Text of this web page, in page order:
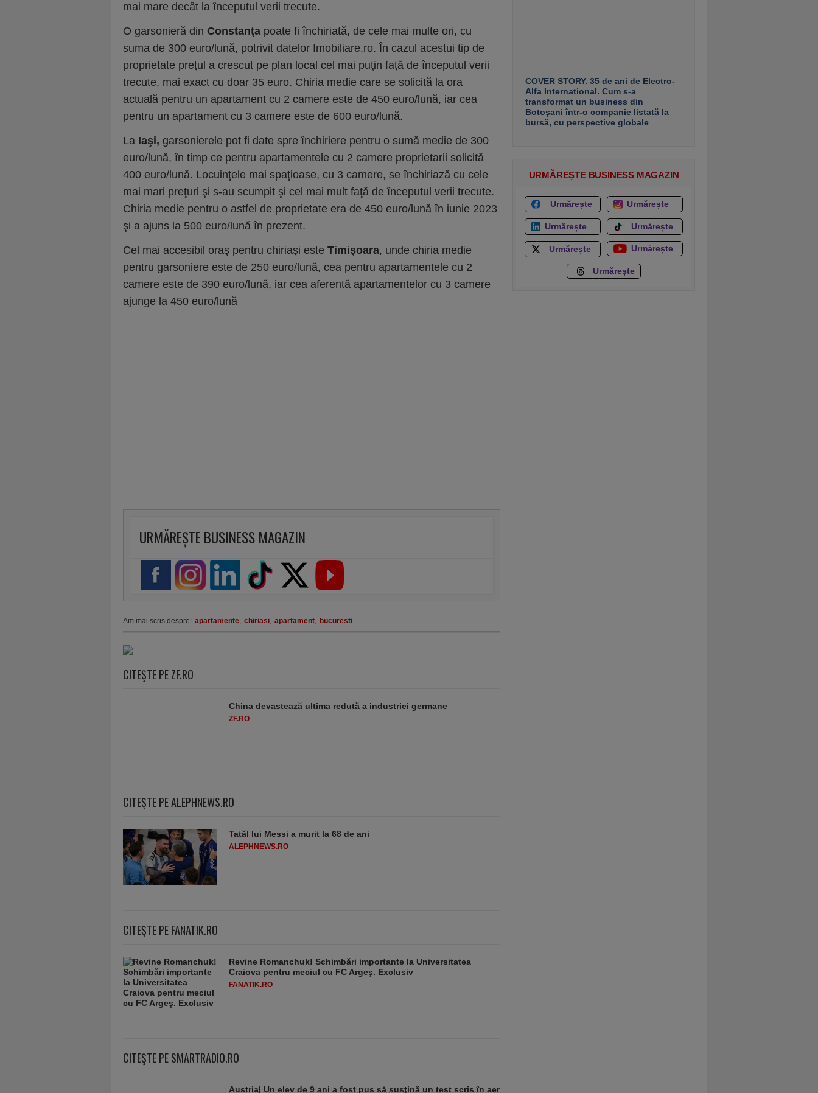
mai mare decât la începutul verii trecute.
O garsonieră din Constanţa poate fi închiriată, de cele mai multe ori, cu
suma de 300 euro/lună, potrivit datelor Imobiliare.ro. În cazul acestui tip de
proprietate preţul a crescut pe plan local cel mai puţin faţă de începutul verii
trecute, mai exact cu doar 35 euro. Chiria medie care se solicită la ora
actuală pentru un apartament cu 2 camere este de 450 euro/lună, iar cea
pentru un apartament cu 3 camere este de 600 euro/lună.
La Iaşi, garsonierele pot fi date spre închiriere pentru o sumă medie de 300
euro/lună, în timp ce pentru apartamentele cu 2 camere proprietarii solicită
400 euro/lună. Locuinţele mai spaţioase, cu 3 camere, se închiriază cu cele
mai mari preţuri şi s-au scumpit şi cel mai mult faţă de începutul verii trecute.
Chiria medie pentru o astfel de proprietate era de 450 euro/lună în iunie 2023
şi a ajuns la 500 euro/lună în prezent.
Cel mai accesibil oraş pentru chiriaşi este Timişoara, unde chiria medie
pentru garsoniere este de 250 euro/lună, cea pentru apartamentele cu 2
camere este de 390 euro/lună, iar cea aferentă apartamentelor cu 3 camere
ajunge la 450 euro/lună
URMĂREȘTE BUSINESS MAGAZIN
Am mai scris despre: apartamente, chiriasi, apartament, bucuresti
CITEŞTE PE ZF.RO
China devastează ultima redută a industriei germane
ZF.RO
CITEŞTE PE ALEPHNEWS.RO
Tatăl lui Messi a murit la 68 de ani
ALEPHNEWS.RO
CITEŞTE PE FANATIK.RO
Revine Romanchuk! Schimbări importante la Universitatea
Craiova pentru meciul cu FC Argeş. Exclusiv
FANATIK.RO
CITEŞTE PE SMARTRADIO.RO
Austria| Un elev de 9 ani a fost pus să susţină un test scris în aer
COVER STORY. 35 de ani de Electro-
Alfa International. Cum s-a
transformat un business din
Botoşani într-o companie listată la
bursă, cu perspective globale
URMĂREȘTE BUSINESS MAGAZIN
Urmărește Urmărește
Urmărește Urmărește
Urmărește Urmărește
Urmărește